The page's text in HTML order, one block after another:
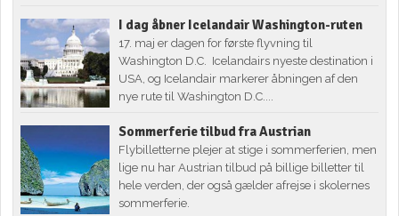
I dag åbner Icelandair Washington-ruten
17. maj er dagen for første flyvning til
Washington D.C. Icelandairs nyeste destination i
USA, og Icelandair markerer åbningen af den
nye rute til Washington D.C....
Sommerferie tilbud fra Austrian
Flybilletterne plejer at stige i sommerferien, men
lige nu har Austrian tilbud på billige billetter til
hele verden, der også gælder afrejse i skolernes
sommerferie.